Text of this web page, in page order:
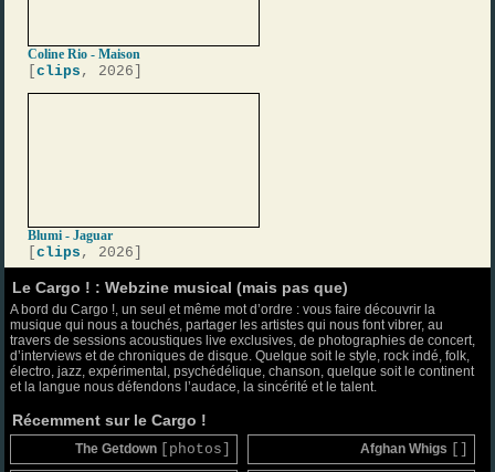
Coline Rio - Maison
[clips , 2026]
Blumi - Jaguar
[clips , 2026]
Le Cargo ! : Webzine musical (mais pas que)
A bord du Cargo !, un seul et même mot d’ordre : vous faire découvrir la
musique qui nous a touchés, partager les artistes qui nous font vibrer, au
travers de sessions acoustiques live exclusives, de photographies de concert,
d’interviews et de chroniques de disque. Quelque soit le style, rock indé, folk,
électro, jazz, expérimental, psychédélique, chanson, quelque soit le continent
et la langue nous défendons l’audace, la sincérité et le talent.
Récemment sur le Cargo !
The Getdown [photos] Afghan Whigs